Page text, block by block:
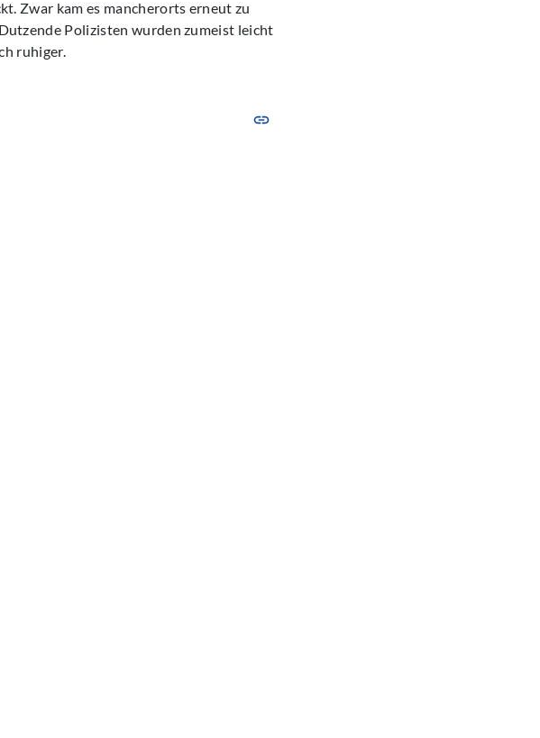
Zwar kam es mancherorts erneut zu
Polizisten wurden zumeist leicht
ruhiger.